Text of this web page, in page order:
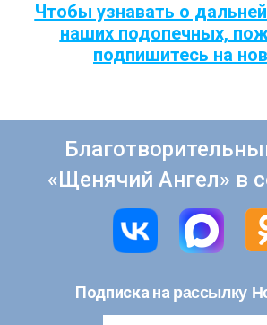
Чтобы узнавать о
наших подопечных,
подпишитесь на
«Щенячий Ангел» в
Подписка на рассылку